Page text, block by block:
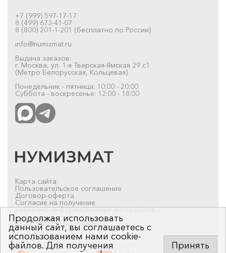
+7 (999) 597-17-17
8 (499) 673-41-07
8 (800) 201-1-201 (бесплатно по России)
info@numizmat.ru
Выдача заказов:
г. Москва, ул. 1-я Тверская-Ямская 29 с1
(Метро Белорусская, Кольцевая)
Понедельник - пятница: 10:00 - 20:00
Суббота - воскресенье: 12:00 - 18:00
Карта сайта
Пользовательское соглашение
Договор-оферта
Согласие на получение
рекламно-информационных материалов
© 2019-2026 Нумизмат.ru
Продолжая использовать
данный сайт, вы соглашаетесь с
использованием нами cookie-
файлов. Для получения
Принять